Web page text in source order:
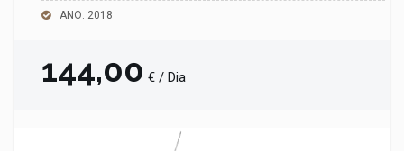
ANO: 2018
144,00 € / Dia